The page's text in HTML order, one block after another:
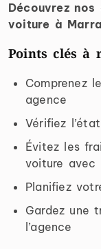
Découvrez
voiture à
Points clés à
Comprenez
agence
Vérifiez
Évitez les
voiture avec
Planifiez
Gardez une
l’agence